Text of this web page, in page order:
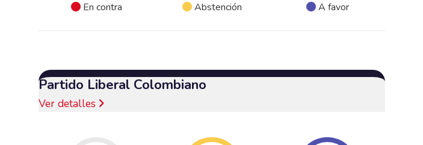
En contra Abstención A favor
Partido Liberal Colombiano
Ver detalles